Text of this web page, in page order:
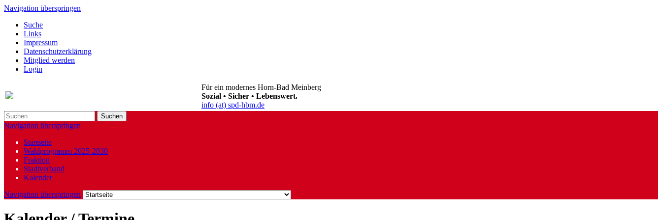
Navigation überspringen
Suche
Links
Impressum
Datenschutzerklärung
Mitglied werden
Login
Für ein modernes Horn-Bad Meinberg
Sozial • Sicher • Lebenswert.
info (at) spd-hbm.de
Suchen
Navigation überspringen
Startseite
Wahlprogramm 2025-2030
Fraktion
Stadtverband
Kalender
Navigation überspringen